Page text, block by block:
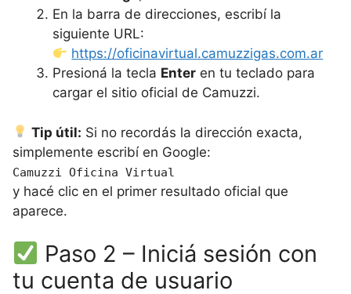
En la barra de direcciones, escribí la
siguiente URL:
https://oficinavirtual.camuzzigas.com.ar
Presioná la tecla Enter en tu teclado para
cargar el sitio oficial de Camuzzi.
Tip útil: Si no recordás la dirección exacta,
simplemente escribí en Google:
Camuzzi Oficina Virtual
y hacé clic en el primer resultado oficial que
aparece.
Paso 2 – Iniciá sesión con
tu cuenta de usuario